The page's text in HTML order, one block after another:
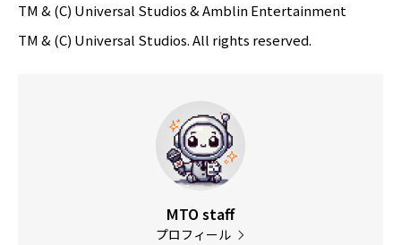
TM & (C) Universal Studios & Amblin Entertainment
TM & (C) Universal Studios. All rights reserved.
MTO staff
プロフィール